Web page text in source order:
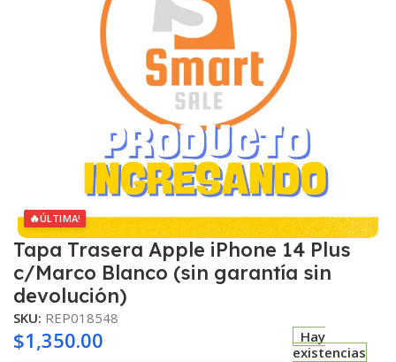
🔥ÚLTIMA!
Tapa Trasera Apple iPhone 14 Plus
c/Marco Blanco (sin garantía sin
devolución)
SKU: REP018548
$1,350.00
Hay
existencias